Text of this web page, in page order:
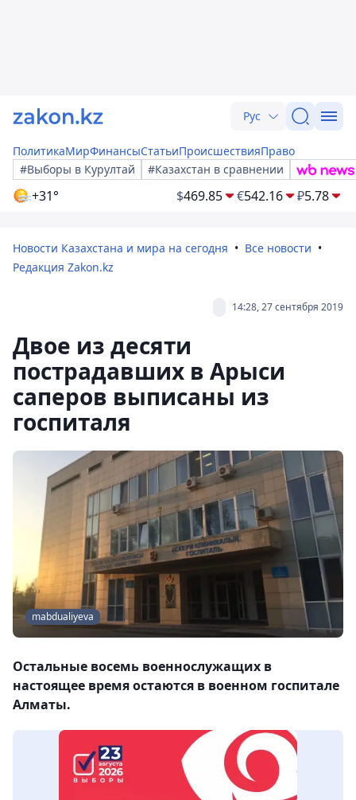
Рус
ПолитикаМирФинансыСтатьиПроисшествияПраво
#Выборы в Курултай
#Казахстан в сравнении
+31° $469.85 €542.16 ₽5.78
Новости Казахстана и мира на сегодня
Все новости
Редакция Zakon.kz
14:28, 27 сентября 2019
Двое из десяти
пострадавших в Арыси
саперов выписаны из
госпиталя
mabdualiyeva
Остальные восемь военнослужащих в
настоящее время остаются в военном госпитале
Алматы.